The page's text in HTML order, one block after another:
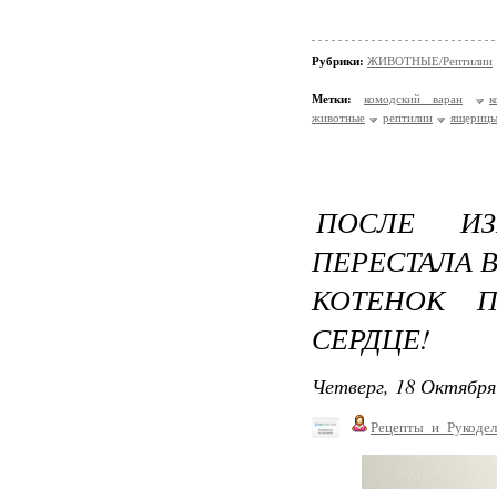
Рубрики: ЖИВОТНЫЕ/Рептилии
Метки: комодский варан
животные
рептилии ящерицы
ПОСЛЕ
ПЕРЕСТАЛА
КОТЕНОК
СЕРДЦЕ!
Четверг, 18